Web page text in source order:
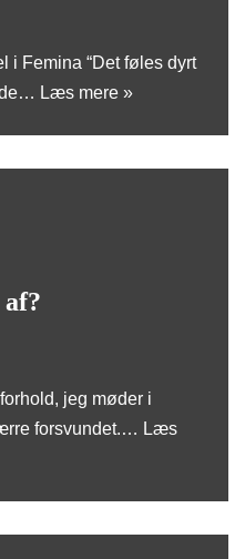
i Femina “Det føles dyrt
Læs mere »
jeg møder i
forsvundet.… Læs